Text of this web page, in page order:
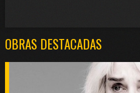
OBRAS DESTACADAS